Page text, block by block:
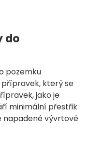
do
pozemku
který se
jako je
minimální přestřik
napadené vývrtové